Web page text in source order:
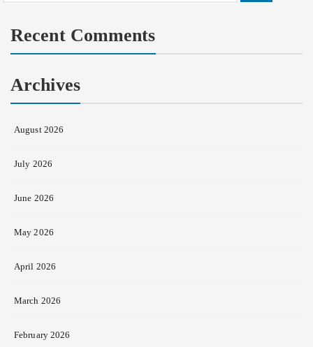
Recent Comments
Archives
August 2026
July 2026
June 2026
May 2026
April 2026
March 2026
February 2026